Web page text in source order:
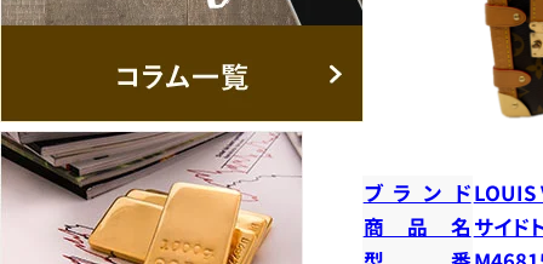
ブランドLOUIS
商品名 サイド